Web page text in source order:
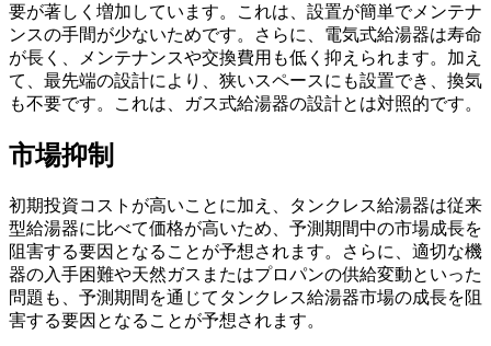
要が著しく増加しています。これは、設置が簡単でメンテナ
ンスの手間が少ないためです。さらに、電気式給湯器は寿命
が長く、メンテナンスや交換費用も低く抑えられます。加え
て、最先端の設計により、狭いスペースにも設置でき、換気
も不要です。これは、ガス式給湯器の設計とは対照的です。
市場抑制
初期投資コストが高いことに加え、タンクレス給湯器は従来
型給湯器に比べて価格が高いため、予測期間中の市場成長を
阻害する要因となることが予想されます。さらに、適切な機
器の入手困難や天然ガスまたはプロパンの供給変動といった
問題も、予測期間を通じてタンクレス給湯器市場の成長を阻
害する要因となることが予想されます。